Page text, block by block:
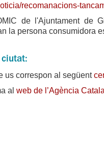
recomanacions-
de l'Ajuntament de
la persona consumidora
ciutat:
us correspon al següent
al web de l’Agència